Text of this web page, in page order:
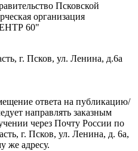
Псковской
организация
60"
г. Псков, ул. Ленина, д.6а
ответа на публикацию/
направлять заказным
через Почту России по
г. Псков, ул. Ленина, д. 6а,
же адресу.